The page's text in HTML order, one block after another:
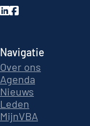
Navigatie
Over ons
Agenda
Nieuws
Leden
MijnVBA